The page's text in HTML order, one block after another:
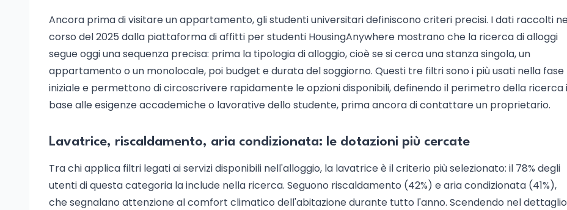
Ancora prima di visitare un appartamento, gli studenti universitari definiscono criteri precisi. I dati raccolti
corso del 2025 dalla piattaforma di affitti per studenti HousingAnywhere mostrano che la ricerca di alloggi
segue oggi una sequenza precisa: prima la tipologia di alloggio, cioè se si cerca una stanza singola, un
appartamento o un monolocale, poi budget e durata del soggiorno. Questi tre filtri sono i più usati nella fase
iniziale e permettono di circoscrivere rapidamente le opzioni disponibili, definendo il perimetro della ricerca
base alle esigenze accademiche o lavorative dello studente, prima ancora di contattare un proprietario.
Lavatrice, riscaldamento, aria condizionata: le dotazioni più cercate
Tra chi applica filtri legati ai servizi disponibili nell'alloggio, la lavatrice è il criterio più selezionato: il 78% degli
utenti di questa categoria la include nella ricerca. Seguono riscaldamento (42%) e aria condizionata (41%),
che segnalano attenzione al comfort climatico dell'abitazione durante tutto l'anno. Scendendo nel dettaglio